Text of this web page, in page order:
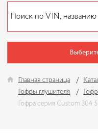
Главная страница
Гофры глушителя
Гофра серия Custom 304